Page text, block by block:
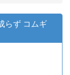
らず コムギ